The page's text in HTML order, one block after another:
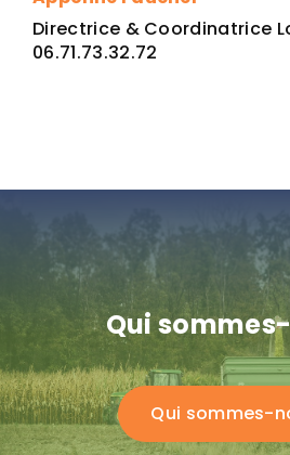
Directrice & Coordinatrice
06.71.73.32.72
Qui
Qui sommes-